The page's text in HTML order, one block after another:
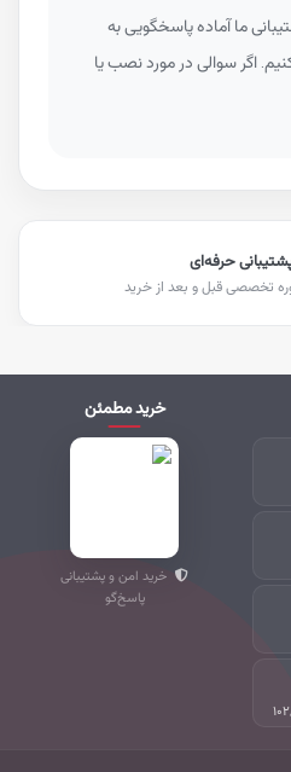
ما آماده پاسخگویی به
اگر سوالی در مورد نصب یا
حرفه‌ای
تخصصی قبل و بعد از خرید
خرید مطمئن
خرید امن و پشتیبانی
پاسخ‌گو